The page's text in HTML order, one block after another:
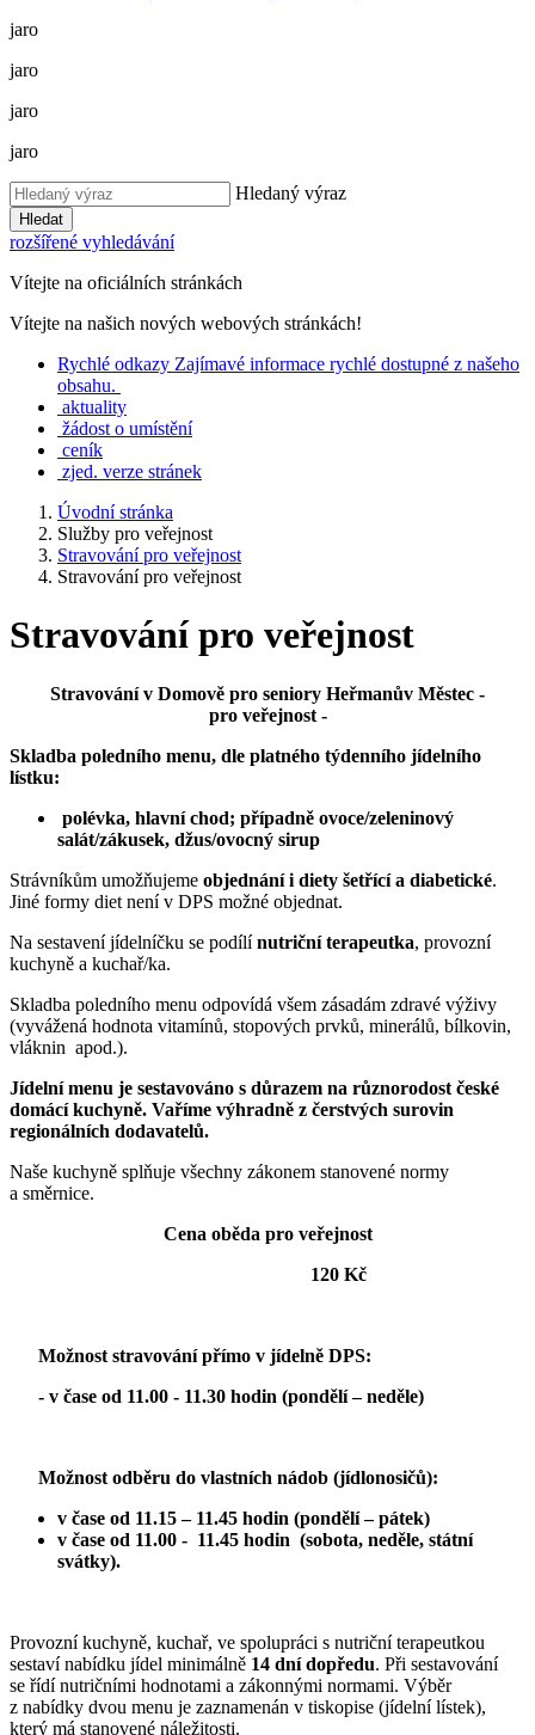
jaro
jaro
jaro
jaro
Hledaný výraz
Hledat
rozšířené vyhledávání
Vítejte na oficiálních stránkách
Vítejte na našich nových webových stránkách!
Rychlé odkazy Zajímavé informace rychlé dostupné z našeho
obsahu.
aktuality
žádost o umístění
ceník
zjed. verze stránek
Úvodní stránka
Služby pro veřejnost
Stravování pro veřejnost
Stravování pro veřejnost
Stravování pro veřejnost
Stravování v Domově pro seniory Heřmanův Městec -
pro veřejnost -
Skladba poledního menu, dle platného týdenního jídelního
lístku:
polévka, hlavní chod; případně ovoce/zeleninový
salát/zákusek, džus/ovocný sirup
Strávníkům umožňujeme objednání i diety šetřící a diabetické.
Jiné formy diet není v DPS možné objednat.
Na sestavení jídelníčku se podílínutriční terapeutka, provozní
kuchyně a kuchař/ka.
Skladba poledního menu odpovídá všem zásadám zdravé výživy
(vyvážená hodnota vitamínů, stopových prvků, minerálů, bílkovin,
vláknin apod.).
Jídelní menu je sestavováno s důrazem na různorodost české
domácí kuchyně. Vaříme výhradně z čerstvých surovin
regionálních dodavatelů.
Naše kuchyně splňuje všechny zákonem stanovené normy
a směrnice.
Cena oběda pro veřejnost
120 Kč
Možnost stravování přímo v jídelně DPS:
- v čase od 11.00 - 11.30 hodin (pondělí – neděle)
Možnost odběru do vlastních nádob (jídlonosičů):
v čase od 11.15 – 11.45 hodin (pondělí – pátek)
v čase od 11.00 - 11.45 hodin (sobota, neděle, státní
svátky).
Provozní kuchyně, kuchař, ve spolupráci s nutriční terapeutkou
sestaví nabídku jídel minimálně 14 dní dopředu. Při sestavování
se řídí nutričními hodnotami a zákonnými normami. Výběr
z nabídky dvou menu je zaznamenán v tiskopise (jídelní lístek),
který má stanovené náležitosti.